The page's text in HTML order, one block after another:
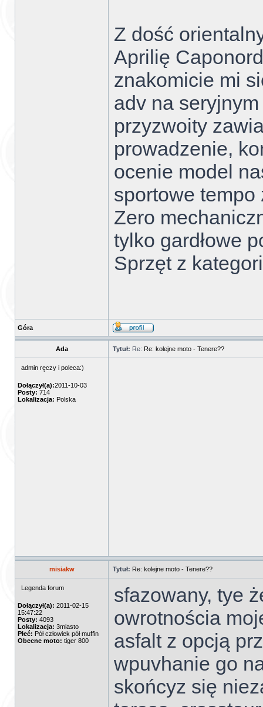
Z dość
Aprilię
znakomicie mi
adv na
przyzwoity
prowadzenie,
ocenie model
sportowe
Zero
tylko gardłowe
Sprzęt z
Góra
Ada Tytuł: Re: Re: kolejne moto - Tenere??
admin ręczy i poleca:)
Dołączył(a):2011-10-03
Posty: 714
Lokalizacja: Polska
misiakw Tytuł: Re: kolejne moto - Tenere??
Legenda forum
Dołączył(a): 2011-02-15
15:47:22
Posty: 4093
Lokalizacja: 3miasto
Płeć: Pół człowiek pół muffin
Obecne moto: tiger 800
sfazowany, tye
owrotnościa
asfalt z opcją
wpuvhanie go
skońcyz się